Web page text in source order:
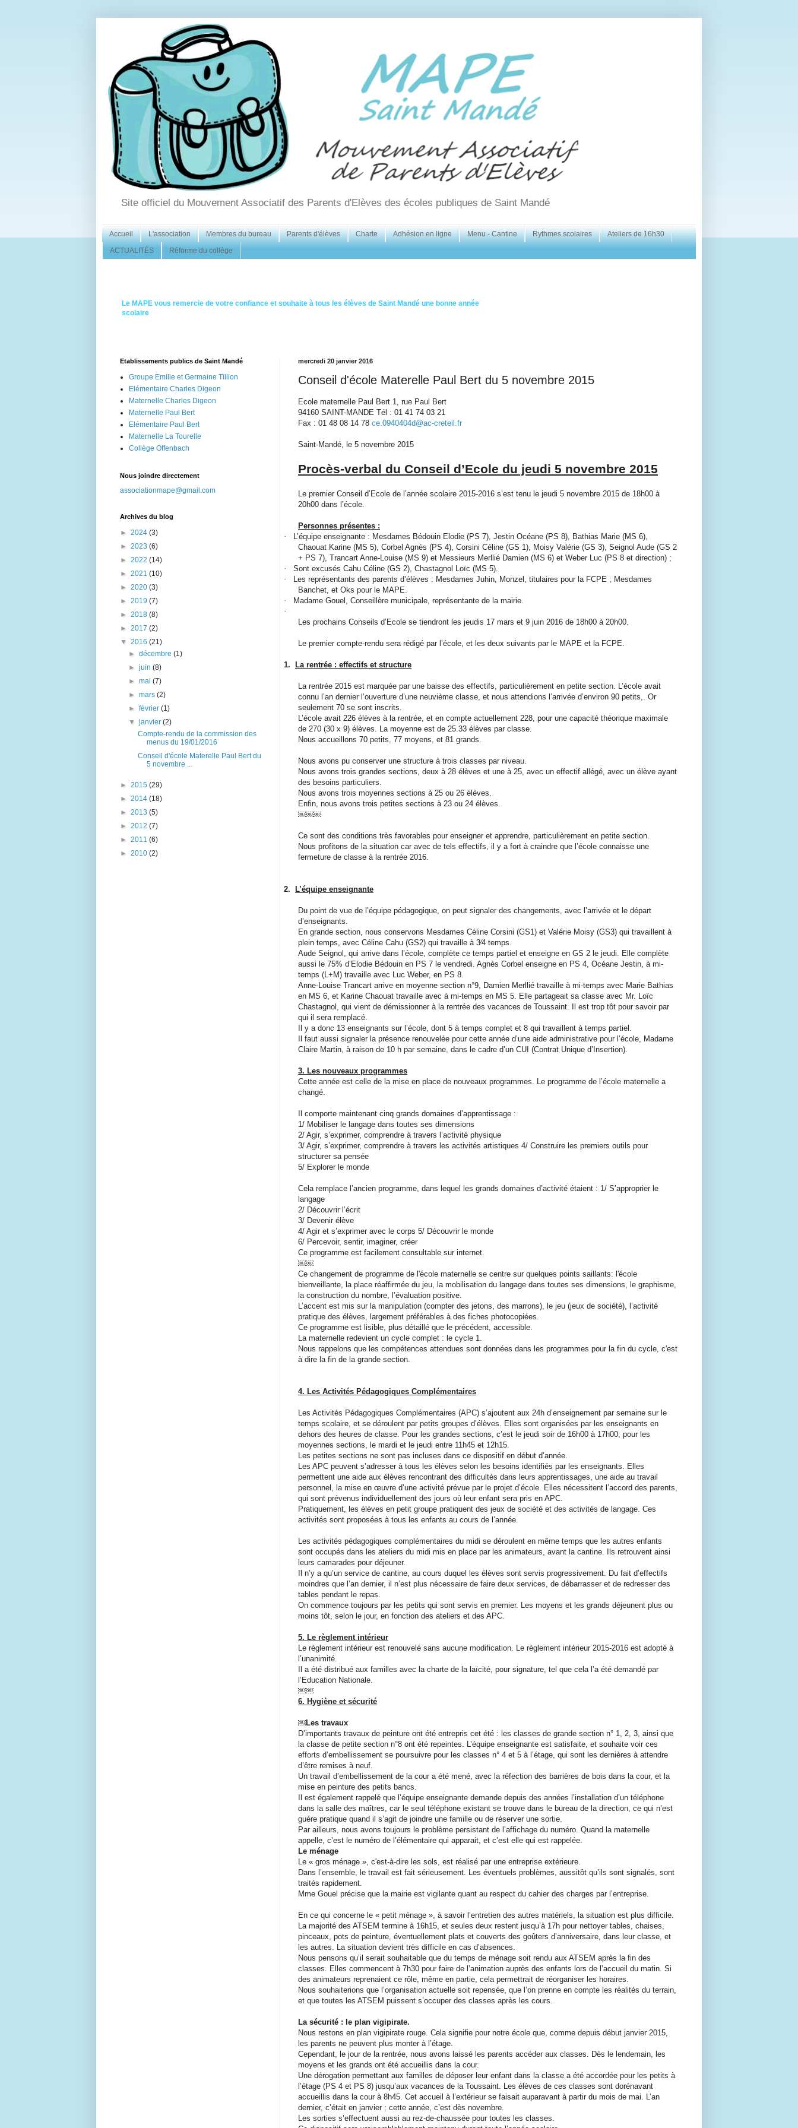
Site officiel du Mouvement Associatif des Parents d'Elèves des écoles publiques de Saint Mandé
Accueil L'association Membres du bureau Parents d'élèves Charte Adhésion en ligne Menu - Cantine Rythmes scolaires Ateliers de 16h30
ACTUALITÉS Réforme du collège
Le MAPE vous remercie de votre confiance et souhaite à tous les élèves de Saint Mandé une bonne année
scolaire
mercredi 20 janvier 2016
Conseil d'école Materelle Paul Bert du 5 novembre 2015
Ecole maternelle Paul Bert 1, rue Paul Bert
94160 SAINT-MANDE Tél : 01 41 74 03 21
Fax : 01 48 08 14 78 ce.0940404d@ac-creteil.fr
Saint-Mandé, le 5 novembre 2015
Procès-verbal du Conseil d’Ecole du jeudi 5 novembre 2015
Le premier Conseil d’Ecole de l’année scolaire 2015-2016 s’est tenu le jeudi 5 novembre 2015 de 18h00 à
20h00 dans l’école.
Personnes présentes :
·
L’équipe enseignante : Mesdames Bédouin Elodie (PS 7), Jestin Océane (PS 8), Bathias Marie (MS 6),
Chaouat Karine (MS 5), Corbel Agnès (PS 4), Corsini Céline (GS 1), Moisy Valérie (GS 3), Seignol Aude (GS 2
+ PS 7), Trancart Anne-Louise (MS 9) et Messieurs Merllié Damien (MS 6) et Weber Luc (PS 8 et direction) ;
·
Sont excusés Cahu Céline (GS 2), Chastagnol Loïc (MS 5).
·
Les représentants des parents d’élèves : Mesdames Juhin, Monzel, titulaires pour la FCPE ; Mesdames
Banchet, et Oks pour le MAPE.
·
Madame Gouel, Conseillère municipale, représentante de la mairie.
·
Les prochains Conseils d’Ecole se tiendront les jeudis 17 mars et 9 juin 2016 de 18h00 à 20h00.
Le premier compte-rendu sera rédigé par l’école, et les deux suivants par le MAPE et la FCPE.
1. La rentrée : effectifs et structure
La rentrée 2015 est marquée par une baisse des effectifs, particulièrement en petite section. L’école avait
connu l’an dernier l’ouverture d’une neuvième classe, et nous attendions l’arrivée d’environ 90 petits,. Or
seulement 70 se sont inscrits.
L’école avait 226 élèves à la rentrée, et en compte actuellement 228, pour une capacité théorique maximale
de 270 (30 x 9) élèves. La moyenne est de 25.33 élèves par classe.
Nous accueillons 70 petits, 77 moyens, et 81 grands.
Nous avons pu conserver une structure à trois classes par niveau.
Nous avons trois grandes sections, deux à 28 élèves et une à 25, avec un effectif allégé, avec un élève ayant
des besoins particuliers.
Nous avons trois moyennes sections à 25 ou 26 élèves.
Enfin, nous avons trois petites sections à 23 ou 24 élèves.
￼￼￼
Ce sont des conditions très favorables pour enseigner et apprendre, particulièrement en petite section.
Nous profitons de la situation car avec de tels effectifs, il y a fort à craindre que l’école connaisse une
fermeture de classe à la rentrée 2016.
2. L’équipe enseignante
Du point de vue de l’équipe pédagogique, on peut signaler des changements, avec l’arrivée et le départ
d’enseignants.
En grande section, nous conservons Mesdames Céline Corsini (GS1) et Valérie Moisy (GS3) qui travaillent à
plein temps, avec Céline Cahu (GS2) qui travaille à 3⁄4 temps.
Aude Seignol, qui arrive dans l’école, complète ce temps partiel et enseigne en GS 2 le jeudi. Elle complète
aussi le 75% d’Elodie Bédouin en PS 7 le vendredi. Agnès Corbel enseigne en PS 4, Océane Jestin, à mi-
temps (L+M) travaille avec Luc Weber, en PS 8.
Anne-Louise Trancart arrive en moyenne section n°9, Damien Merllié travaille à mi-temps avec Marie Bathias
en MS 6, et Karine Chaouat travaille avec à mi-temps en MS 5. Elle partageait sa classe avec Mr. Loïc
Chastagnol, qui vient de démissionner à la rentrée des vacances de Toussaint. Il est trop tôt pour savoir par
qui il sera remplacé.
Il y a donc 13 enseignants sur l’école, dont 5 à temps complet et 8 qui travaillent à temps partiel.
Il faut aussi signaler la présence renouvelée pour cette année d’une aide administrative pour l’école, Madame
Claire Martin, à raison de 10 h par semaine, dans le cadre d’un CUI (Contrat Unique d’Insertion).
3. Les nouveaux programmes
Cette année est celle de la mise en place de nouveaux programmes. Le programme de l’école maternelle a
changé.
Il comporte maintenant cinq grands domaines d’apprentissage :
1/ Mobiliser le langage dans toutes ses dimensions
2/ Agir, s’exprimer, comprendre à travers l’activité physique
3/ Agir, s’exprimer, comprendre à travers les activités artistiques 4/ Construire les premiers outils pour
structurer sa pensée
5/ Explorer le monde
Cela remplace l’ancien programme, dans lequel les grands domaines d’activité étaient : 1/ S’approprier le
langage
2/ Découvrir l’écrit
3/ Devenir élève
4/ Agir et s’exprimer avec le corps 5/ Découvrir le monde
6/ Percevoir, sentir, imaginer, créer
Ce programme est facilement consultable sur internet.
￼￼
Ce changement de programme de l'école maternelle se centre sur quelques points saillants: l'école
bienveillante, la place réaffirmée du jeu, la mobilisation du langage dans toutes ses dimensions, le graphisme,
la construction du nombre, l’évaluation positive.
L’accent est mis sur la manipulation (compter des jetons, des marrons), le jeu (jeux de société), l’activité
pratique des élèves, largement préférables à des fiches photocopiées.
Ce programme est lisible, plus détaillé que le précédent, accessible.
La maternelle redevient un cycle complet : le cycle 1.
Nous rappelons que les compétences attendues sont données dans les programmes pour la fin du cycle, c'est
à dire la fin de la grande section.
4. Les Activités Pédagogiques Complémentaires
Les Activités Pédagogiques Complémentaires (APC) s’ajoutent aux 24h d’enseignement par semaine sur le
temps scolaire, et se déroulent par petits groupes d’élèves. Elles sont organisées par les enseignants en
dehors des heures de classe. Pour les grandes sections, c’est le jeudi soir de 16h00 à 17h00; pour les
moyennes sections, le mardi et le jeudi entre 11h45 et 12h15.
Les petites sections ne sont pas incluses dans ce dispositif en début d’année.
Les APC peuvent s’adresser à tous les élèves selon les besoins identifiés par les enseignants. Elles
permettent une aide aux élèves rencontrant des difficultés dans leurs apprentissages, une aide au travail
personnel, la mise en œuvre d’une activité prévue par le projet d’école. Elles nécessitent l’accord des parents,
qui sont prévenus individuellement des jours où leur enfant sera pris en APC.
Pratiquement, les élèves en petit groupe pratiquent des jeux de société et des activités de langage. Ces
activités sont proposées à tous les enfants au cours de l’année.
Les activités pédagogiques complémentaires du midi se déroulent en même temps que les autres enfants
sont occupés dans les ateliers du midi mis en place par les animateurs, avant la cantine. Ils retrouvent ainsi
leurs camarades pour déjeuner.
Il n’y a qu’un service de cantine, au cours duquel les élèves sont servis progressivement. Du fait d’effectifs
moindres que l’an dernier, il n’est plus nécessaire de faire deux services, de débarrasser et de redresser des
tables pendant le repas.
On commence toujours par les petits qui sont servis en premier. Les moyens et les grands déjeunent plus ou
moins tôt, selon le jour, en fonction des ateliers et des APC.
5. Le règlement intérieur
Le règlement intérieur est renouvelé sans aucune modification. Le règlement intérieur 2015-2016 est adopté à
l’unanimité.
Il a été distribué aux familles avec la charte de la laïcité, pour signature, tel que cela l’a été demandé par
l’Education Nationale.
￼￼
6. Hygiène et sécurité
￼Les travaux
D’importants travaux de peinture ont été entrepris cet été : les classes de grande section n° 1, 2, 3, ainsi que
la classe de petite section n°8 ont été repeintes. L’équipe enseignante est satisfaite, et souhaite voir ces
efforts d’embellissement se poursuivre pour les classes n° 4 et 5 à l’étage, qui sont les dernières à attendre
d’être remises à neuf.
Un travail d’embellissement de la cour a été mené, avec la réfection des barrières de bois dans la cour, et la
mise en peinture des petits bancs.
Il est également rappelé que l’équipe enseignante demande depuis des années l’installation d’un téléphone
dans la salle des maîtres, car le seul téléphone existant se trouve dans le bureau de la direction, ce qui n’est
guère pratique quand il s’agit de joindre une famille ou de réserver une sortie.
Par ailleurs, nous avons toujours le problème persistant de l’affichage du numéro. Quand la maternelle
appelle, c’est le numéro de l’élémentaire qui apparait, et c’est elle qui est rappelée.
Le ménage
Le « gros ménage », c'est-à-dire les sols, est réalisé par une entreprise extérieure.
Dans l’ensemble, le travail est fait sérieusement. Les éventuels problèmes, aussitôt qu’ils sont signalés, sont
traités rapidement.
Mme Gouel précise que la mairie est vigilante quant au respect du cahier des charges par l’entreprise.
En ce qui concerne le « petit ménage », à savoir l’entretien des autres matériels, la situation est plus difficile.
La majorité des ATSEM termine à 16h15, et seules deux restent jusqu’à 17h pour nettoyer tables, chaises,
pinceaux, pots de peinture, éventuellement plats et couverts des goûters d’anniversaire, dans leur classe, et
les autres. La situation devient très difficile en cas d’absences.
Nous pensons qu’il serait souhaitable que du temps de ménage soit rendu aux ATSEM après la fin des
classes. Elles commencent à 7h30 pour faire de l’animation auprès des enfants lors de l’accueil du matin. Si
des animateurs reprenaient ce rôle, même en partie, cela permettrait de réorganiser les horaires.
Nous souhaiterions que l’organisation actuelle soit repensée, que l’on prenne en compte les réalités du terrain,
et que toutes les ATSEM puissent s’occuper des classes après les cours.
La sécurité : le plan vigipirate.
Nous restons en plan vigipirate rouge. Cela signifie pour notre école que, comme depuis début janvier 2015,
les parents ne peuvent plus monter à l’étage.
Cependant, le jour de la rentrée, nous avons laissé les parents accéder aux classes. Dès le lendemain, les
moyens et les grands ont été accueillis dans la cour.
Une dérogation permettant aux familles de déposer leur enfant dans la classe a été accordée pour les petits à
l’étage (PS 4 et PS 8) jusqu’aux vacances de la Toussaint. Les élèves de ces classes sont dorénavant
accueillis dans la cour à 8h45. Cet accueil à l’extérieur se faisait auparavant à partir du mois de mai. L’an
dernier, c’était en janvier ; cette année, c’est dès novembre.
Les sorties s’effectuent aussi au rez-de-chaussée pour toutes les classes.
Etablissements publics de Saint Mandé
Groupe Emilie et Germaine Tillion
Elémentaire Charles Digeon
Maternelle Charles Digeon
Maternelle Paul Bert
Elémentaire Paul Bert
Maternelle La Tourelle
Collège Offenbach
Nous joindre directement
associationmape@gmail.com
Archives du blog
► 2024 (3)
► 2023 (6)
► 2022 (14)
► 2021 (10)
► 2020 (3)
► 2019 (7)
► 2018 (8)
► 2017 (2)
▼ 2016 (21)
►décembre(1)
►juin(8)
►mai(7)
►mars(2)
►février(1)
▼janvier(2)
Compte-rendu de la commission des
menus du 19/01/2016
Conseil d'école Materelle Paul Bert du
5 novembre ...
► 2015 (29)
► 2014 (18)
► 2013 (5)
► 2012 (7)
► 2011 (6)
► 2010 (2)